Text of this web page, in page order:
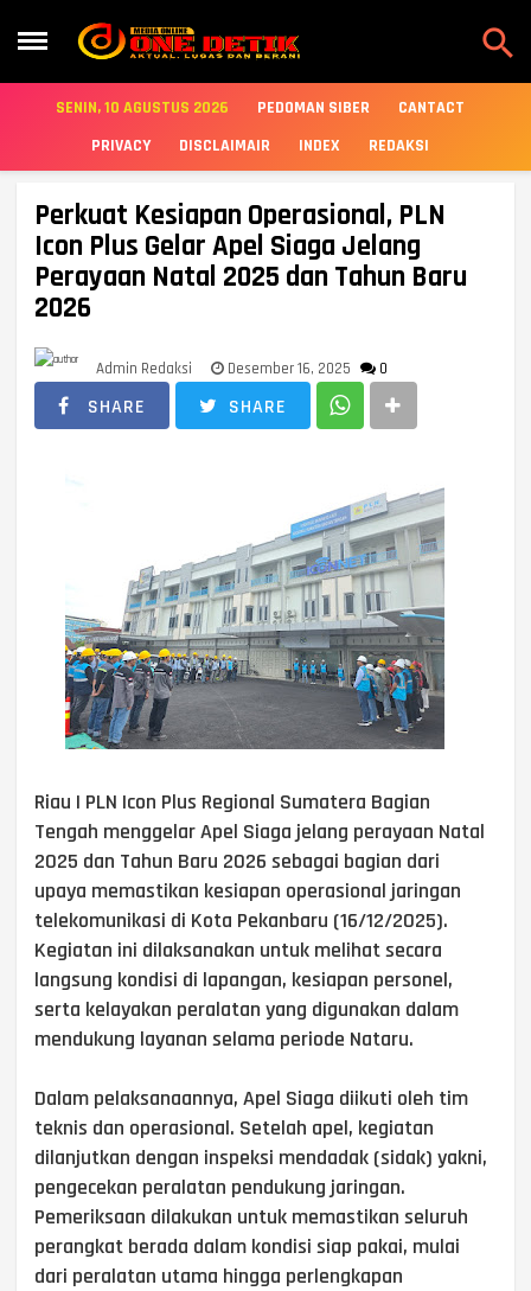

SENIN, 10 AGUSTUS 2026 PEDOMAN SIBER
CANTACT
PRIVACY
DISCLAIMAIR INDEX REDAKSI
Perkuat Kesiapan Operasional, PLN
Icon Plus Gelar Apel Siaga Jelang
Perayaan Natal 2025 dan Tahun Baru
2026
Admin Redaksi Desember 16, 2025 0
SHARE SHARE
Riau | PLN Icon Plus Regional Sumatera Bagian
Tengah menggelar Apel Siaga jelang perayaan Natal
2025 dan Tahun Baru 2026 sebagai bagian dari
upaya memastikan kesiapan operasional jaringan
telekomunikasi di Kota Pekanbaru (16/12/2025).
Kegiatan ini dilaksanakan untuk melihat secara
langsung kondisi di lapangan, kesiapan personel,
serta kelayakan peralatan yang digunakan dalam
mendukung layanan selama periode Nataru.
Dalam pelaksanaannya, Apel Siaga diikuti oleh tim
teknis dan operasional. Setelah apel, kegiatan
dilanjutkan dengan inspeksi mendadak (sidak) yakni,
pengecekan peralatan pendukung jaringan.
Pemeriksaan dilakukan untuk memastikan seluruh
perangkat berada dalam kondisi siap pakai, mulai
dari peralatan utama hingga perlengkapan